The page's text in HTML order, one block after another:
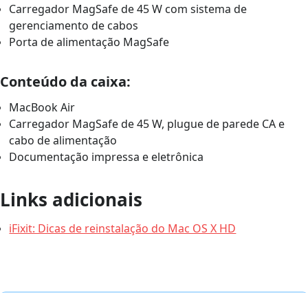
Carregador MagSafe de 45 W com sistema de
gerenciamento de cabos
Porta de alimentação MagSafe
Conteúdo da caixa:
MacBook Air
Carregador MagSafe de 45 W, plugue de parede CA e
cabo de alimentação
Documentação impressa e eletrônica
Links adicionais
iFixit: Dicas de reinstalação do Mac OS X HD